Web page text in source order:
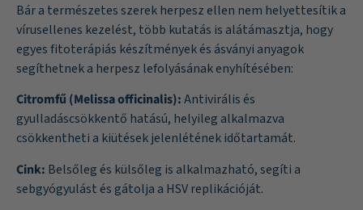
Bár a természetes szerek herpesz ellen nem helyettesítik a
vírusellenes kezelést, több kutatás is alátámasztja, hogy
egyes fitoterápiás készítmények és ásványi anyagok
segíthetnek a herpesz lefolyásának enyhítésében:
Citromfű (Melissa officinalis):Antivirális és
gyulladáscsökkentő hatású, helyileg alkalmazva
csökkentheti a kiütések jelenlétének időtartamát.
Cink: Belsőleg és külsőleg is alkalmazható, segíti a
sebgyógyulást és gátolja a HSV replikációját.